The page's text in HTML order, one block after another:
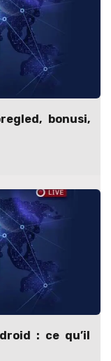
bonusi,
: ce qu’il